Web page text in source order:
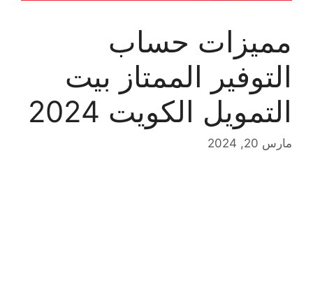
مميزات حساب
التوفير الممتاز بيت
التمويل الكويت 2024
مارس 20, 2024